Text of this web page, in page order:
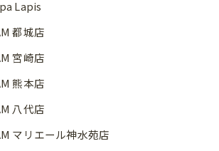
Lapis
都城店
宮崎店
熊本店
八代店
マリエール神水苑店